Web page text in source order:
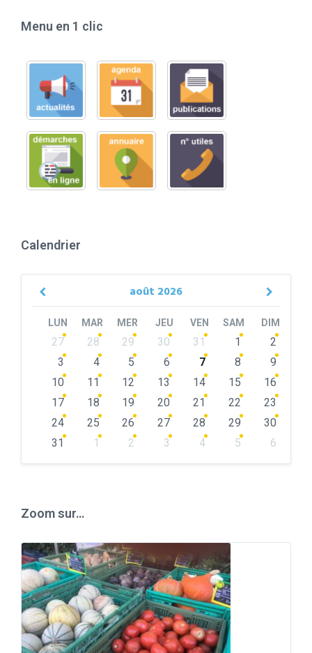
Menu en 1 clic
Calendrier
août 2026
Previous
LUN MAR MER JEU VEN SAM DIM
Skip
calendar
27 28 29 30 31 1
2
3
4 5 6 7 8
9
10
11 12 13 14 15
16
17
18 19 20 21 22
23
24
25 26 27 28 29
30
31
1 2 3 4 5
6
Zoom sur…